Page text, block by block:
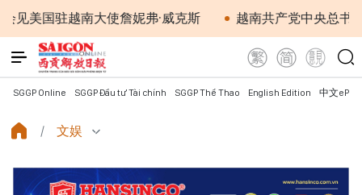
驻越南大使詹妮弗·威克斯 越南共产党中央总书记、国
SGGP Online SGGP Đầu tư Tài chính SGGP Thể Thao English Edition 中文
文娱